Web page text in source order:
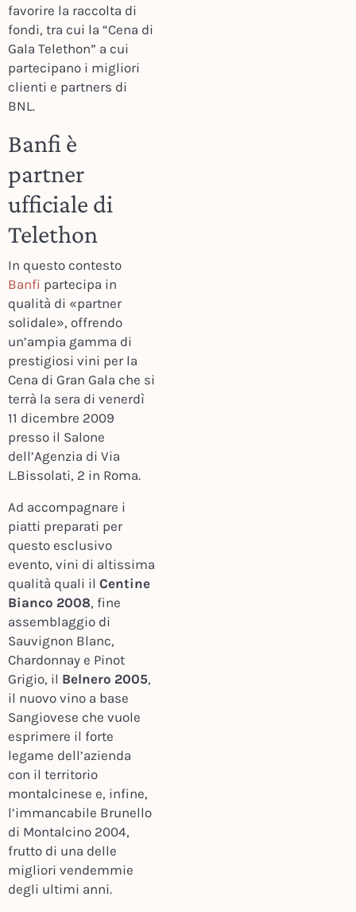
favorire la raccolta di
fondi, tra cui la “Cena di
Gala Telethon” a cui
partecipano i migliori
clienti e partners di
BNL.
Banfi è
partner
ufficiale di
Telethon
In questo contesto
Banfi partecipa in
qualità di «partner
solidale», offrendo
un’ampia gamma di
prestigiosi vini per la
Cena di Gran Gala che si
terrà la sera di venerdì
11 dicembre 2009
presso il Salone
dell’Agenzia di Via
L.Bissolati, 2 in Roma.
Ad accompagnare i
piatti preparati per
questo esclusivo
evento, vini di altissima
qualità quali il Centine
Bianco 2008, fine
assemblaggio di
Sauvignon Blanc,
Chardonnay e Pinot
Grigio, il Belnero 2005,
il nuovo vino a base
Sangiovese che vuole
esprimere il forte
legame dell’azienda
con il territorio
montalcinese e, infine,
l’immancabile Brunello
di Montalcino 2004,
frutto di una delle
migliori vendemmie
degli ultimi anni.